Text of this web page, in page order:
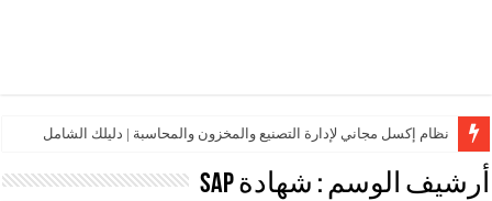
نظام إكسل مجاني لإدارة التصنيع والمخزون والمحاسبة | دليلك الشامل
أرشيف الوسم : شهادة SAP